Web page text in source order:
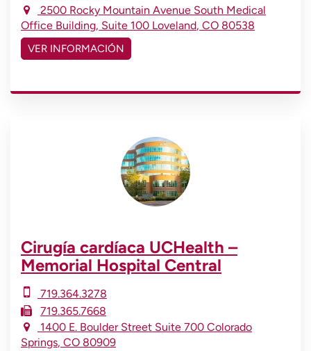
2500 Rocky Mountain Avenue South Medical
Office Building, Suite 100 Loveland, CO 80538
VER INFORMACIÓN
Cirugía cardíaca UCHealth –
Memorial Hospital Central
719.364.3278
719.365.7668
1400 E. Boulder Street Suite 700 Colorado
Springs, CO 80909